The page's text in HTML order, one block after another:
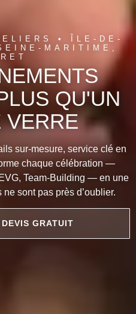
• ÎLE-DE-
MARITIME,
QU'UN
VERRE
sur-mesure, service clé en
chaque célébration —
Team-Building — en une
sont pas près d’oublier.
GRATUIT